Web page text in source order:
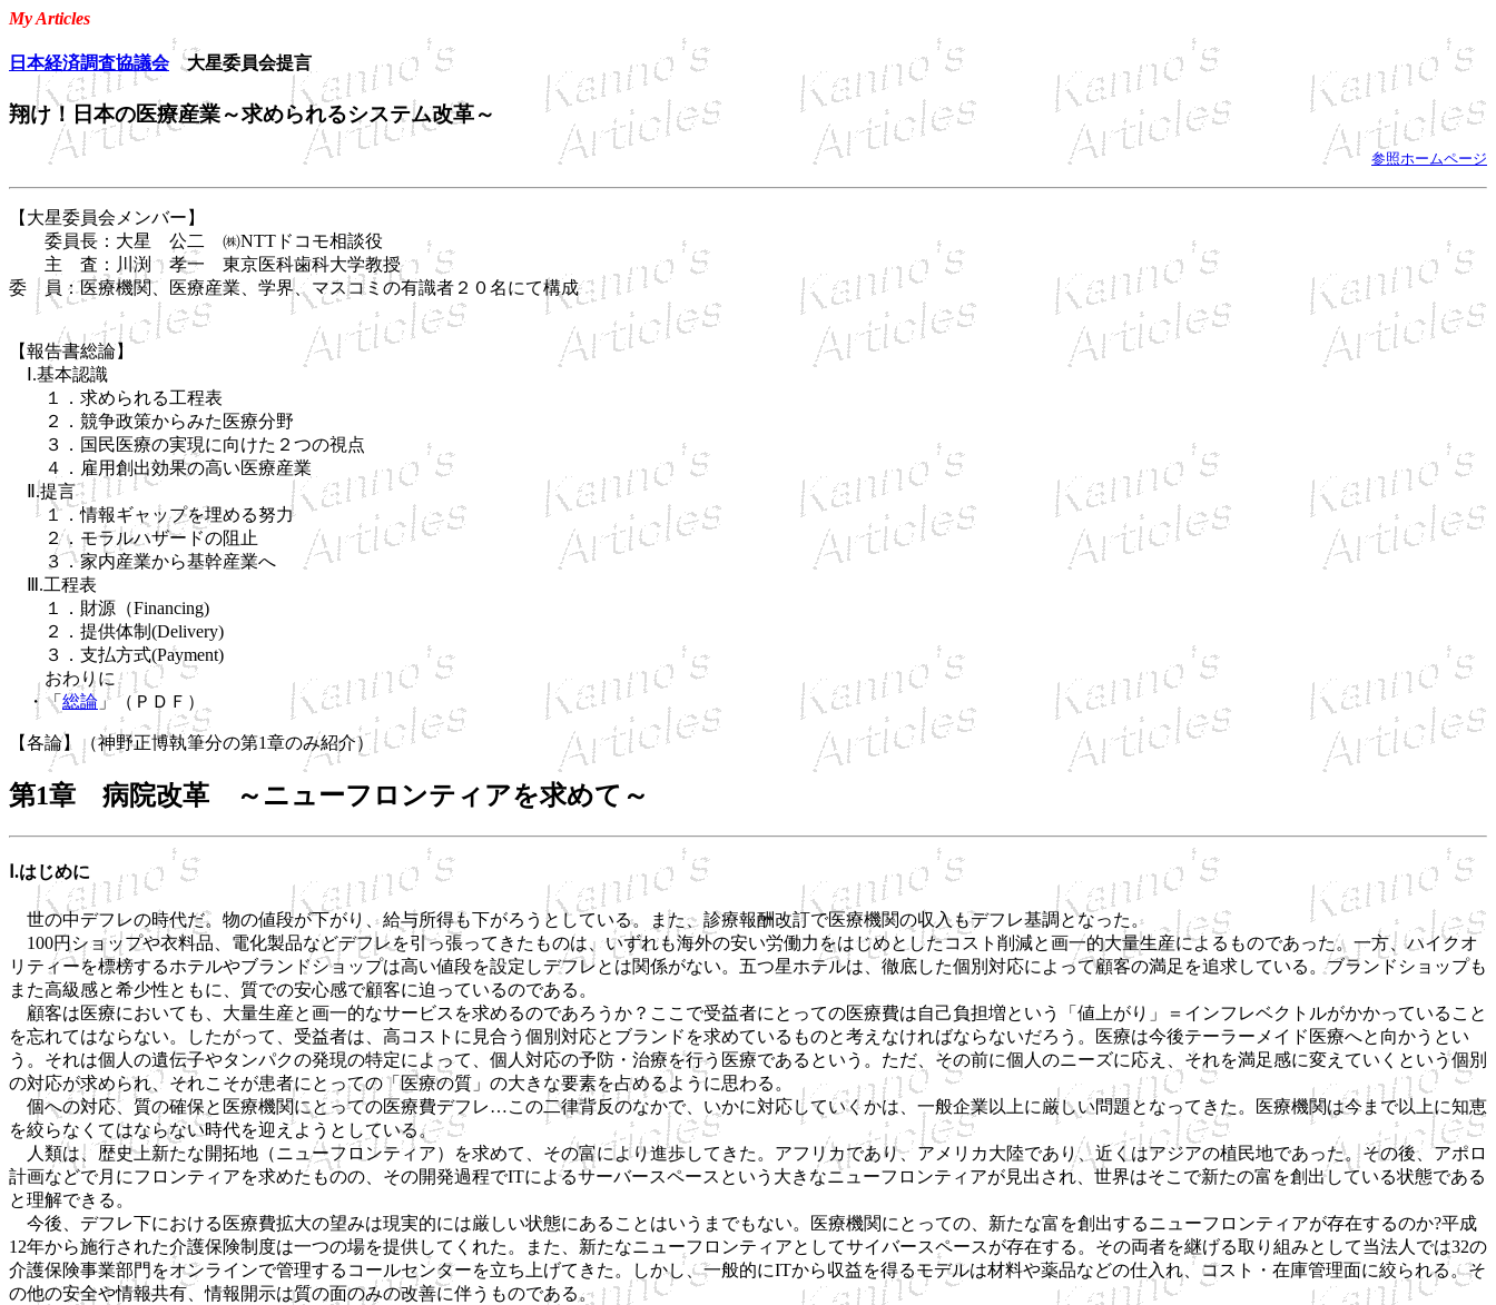
My Articles
日本経済調査協議会大星委員会提言
翔け！日本の医療産業～求められるシステム改革～
参照ホームページ
【大星委員会メンバー】
委員長：大星 公二 ㈱NTTドコモ相談役
主 査：川渕 孝一 東京医科歯科大学教授
委 員：医療機関、医療産業、学界、マスコミの有識者２０名にて構成
【報告書総論】
Ⅰ.基本認識
１．求められる工程表
２．競争政策からみた医療分野
３．国民医療の実現に向けた２つの視点
４．雇用創出効果の高い医療産業
Ⅱ.提言
１．情報ギャップを埋める努力
２．モラルハザードの阻止
３．家内産業から基幹産業へ
Ⅲ.工程表
１．財源（Financing)
２．提供体制(Delivery)
３．支払方式(Payment)
おわりに
・「 総論 」（ＰＤＦ）
【各論】（神野正博執筆分の第1章のみ紹介）
第1章 病院改革 ～ニューフロンティアを求めて～
Ⅰ.はじめに
世の中デフレの時代だ。物の値段が下がり、給与所得も下がろうとしている。また、診療報酬改訂で医療機関の収入もデフレ基調となった。
100円ショップや衣料品、電化製品などデフレを引っ張ってきたものは、いずれも海外の安い労働力をはじめとしたコスト削減と画一的大量生産によるものであった。一方、ハイクオ
リティーを標榜するホテルやブランドショップは高い値段を設定しデフレとは関係がない。五つ星ホテルは、徹底した個別対応によって顧客の満足を追求している。ブランドショップも
また高級感と希少性ともに、質での安心感で顧客に迫っているのである。
顧客は医療においても、大量生産と画一的なサービスを求めるのであろうか？ここで受益者にとっての医療費は自己負担増という「値上がり」＝インフレベクトルがかかっていること
を忘れてはならない。したがって、受益者は、高コストに見合う個別対応とブランドを求めているものと考えなければならないだろう。医療は今後テーラーメイド医療へと向かうとい
う。それは個人の遺伝子やタンパクの発現の特定によって、個人対応の予防・治療を行う医療であるという。ただ、その前に個人のニーズに応え、それを満足感に変えていくという個別
の対応が求められ、それこそが患者にとっての「医療の質」の大きな要素を占めるように思わる。
個への対応、質の確保と医療機関にとっての医療費デフレ…この二律背反のなかで、いかに対応していくかは、一般企業以上に厳しい問題となってきた。医療機関は今まで以上に知恵
を絞らなくてはならない時代を迎えようとしている。
人類は、歴史上新たな開拓地（ニューフロンティア）を求めて、その富により進歩してきた。アフリカであり、アメリカ大陸であり、近くはアジアの植民地であった。その後、アポロ
計画などで月にフロンティアを求めたものの、その開発過程でITによるサーバースペースという大きなニューフロンティアが見出され、世界はそこで新たの富を創出している状態である
と理解できる。
今後、デフレ下における医療費拡大の望みは現実的には厳しい状態にあることはいうまでもない。医療機関にとっての、新たな富を創出するニューフロンティアが存在するのか?平成
12年から施行された介護保険制度は一つの場を提供してくれた。また、新たなニューフロンティアとしてサイバースペースが存在する。その両者を継げる取り組みとして当法人では32の
介護保険事業部門をオンラインで管理するコールセンターを立ち上げてきた。しかし、一般的にITから収益を得るモデルは材料や薬品などの仕入れ、コスト・在庫管理面に絞られる。そ
の他の安全や情報共有、情報開示は質の面のみの改善に伴うものである。